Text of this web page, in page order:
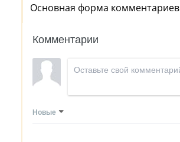
Основная форма комментариев
Комментарии
Новые